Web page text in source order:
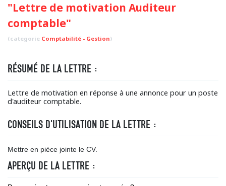
"Lettre de motivation Auditeur
comptable"
(categorie Comptabilité - Gestion)
RÉSUMÉ DE LA LETTRE :
Lettre de motivation en réponse à une annonce pour un poste
d'auditeur comptable.
CONSEILS D'UTILISATION DE LA LETTRE :
Mettre en pièce jointe le CV.
APERÇU DE LA LETTRE :